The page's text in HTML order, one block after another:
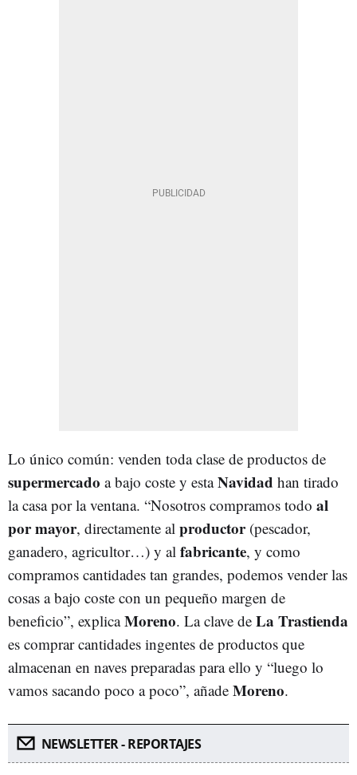
Lo único común: venden toda clase de productos de
supermercado a bajo coste y estaNavidad han tirado
la casa por la ventana. “Nosotros compramos todo al
por mayor, directamente al productor(pescador,
ganadero, agricultor…) y al fabricante, y como
compramos cantidades tan grandes, podemos vender las
cosas a bajo coste con un pequeño margen de
beneficio”, explicaMoreno. La clave de La Trastienda
es comprar cantidades ingentes de productos que
almacenan en naves preparadas para ello y “luego lo
vamos sacando poco a poco”, añade Moreno.
NEWSLETTER - REPORTAJES